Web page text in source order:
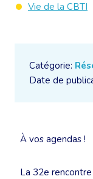
Catégorie:
Date de
À vos agendas !
La 32e
Vie de la CBTI